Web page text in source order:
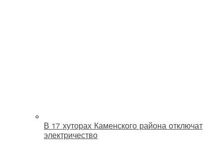
В 17 хуторах Каменского района отключат
электричество